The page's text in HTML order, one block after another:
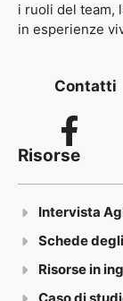
i ruoli del team,
in esperienze
Contatti
Risorse
Intervista
Schede
Risorse in